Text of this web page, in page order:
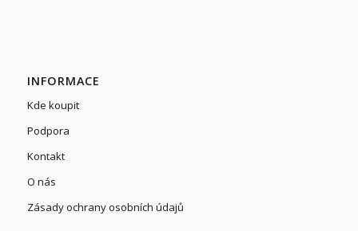
INFORMACE
Kde koupit
Podpora
Kontakt
O nás
Zásady ochrany osobních údajů